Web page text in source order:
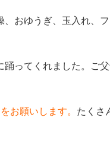
おゆうぎ、玉入れ、
ってくれました。ご
お願いします。 たくさ